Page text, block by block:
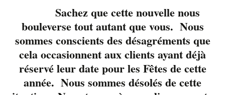
arrangements
originaux. Acoustic
Remember vous
surprendra. Ils ont fait
salle comble lors de le
première apparition
Sachez que cette nouvelle nous
bouleverse tout autant que vous. Nous
sommes conscients des désagréments que
cela occasionnent aux clients ayant déjà
réservé leur date pour les Fêtes de cette
année. Nous sommes désolés de cette